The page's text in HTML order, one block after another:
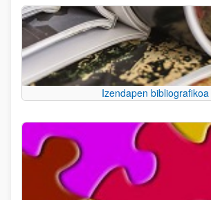
Izendapen bibliografikoa